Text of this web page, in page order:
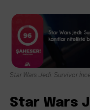
Star Wars Jedi: Survivor
Star Wars